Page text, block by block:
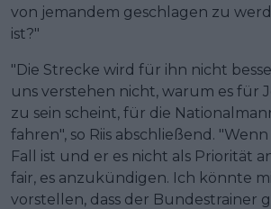
von jemandem geschlagen zu
ist?"
"Die Strecke wird für ihn nicht
uns verstehen nicht, warum es für
zu sein scheint, für die
fahren", so Riis abschließend.
Fall ist und er es nicht als Priorität
fair, es anzukündigen. Ich könnte
vorstellen, dass der Bundestrainer